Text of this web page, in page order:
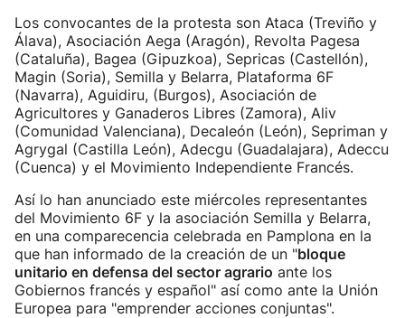
Los convocantes de la protesta son Ataca (Treviño y
Álava), Asociación Aega (Aragón), Revolta Pagesa
(Cataluña), Bagea (Gipuzkoa), Sepricas (Castellón),
Magin (Soria), Semilla y Belarra, Plataforma 6F
(Navarra), Aguidiru, (Burgos), Asociación de
Agricultores y Ganaderos Libres (Zamora), Aliv
(Comunidad Valenciana), Decaleón (León), Sepriman y
Agrygal (Castilla León), Adecgu (Guadalajara), Adeccu
(Cuenca) y el Movimiento Independiente Francés.
Así lo han anunciado este miércoles representantes
del Movimiento 6F y la asociación Semilla y Belarra,
en una comparecencia celebrada en Pamplona en la
que han informado de la creación de un "bloque
unitario en defensa del sector agrario ante los
Gobiernos francés y español" así como ante la Unión
Europea para "emprender acciones conjuntas".